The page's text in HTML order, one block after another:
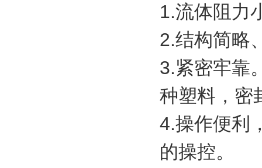
1.流体阻力
2.结构简略
3.紧密牢靠
种塑料，密
4.操作便利
的操控。